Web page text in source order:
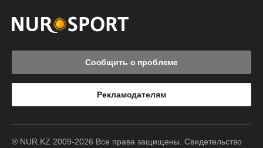
Сообщить о проблеме
Рекламодателям
® NUR.KZ 2009-2026 Все права защищены. Свидетельство